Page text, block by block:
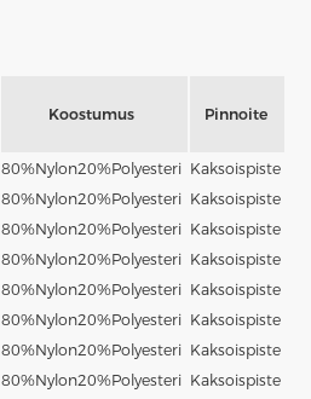
Koostumus Pinnoite
80%Nylon20%Polyesteri Kaksoispiste
80%Nylon20%Polyesteri Kaksoispiste
80%Nylon20%Polyesteri Kaksoispiste
80%Nylon20%Polyesteri Kaksoispiste
80%Nylon20%Polyesteri Kaksoispiste
80%Nylon20%Polyesteri Kaksoispiste
80%Nylon20%Polyesteri Kaksoispiste
80%Nylon20%Polyesteri Kaksoispiste